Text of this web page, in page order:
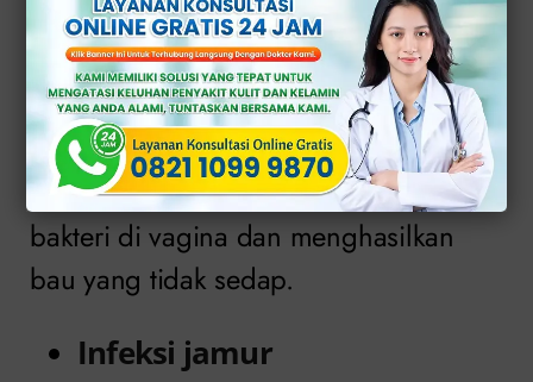
Seperti yang sudah dijelaskan, salah
satu penyebab paling umum dari
keputihan berbau amis adalah infeksi
bakteri. Infeksi bakteri dapat
mengganggu keseimbangan alami
bakteri di vagina dan menghasilkan
bau yang tidak sedap.
Infeksi jamur